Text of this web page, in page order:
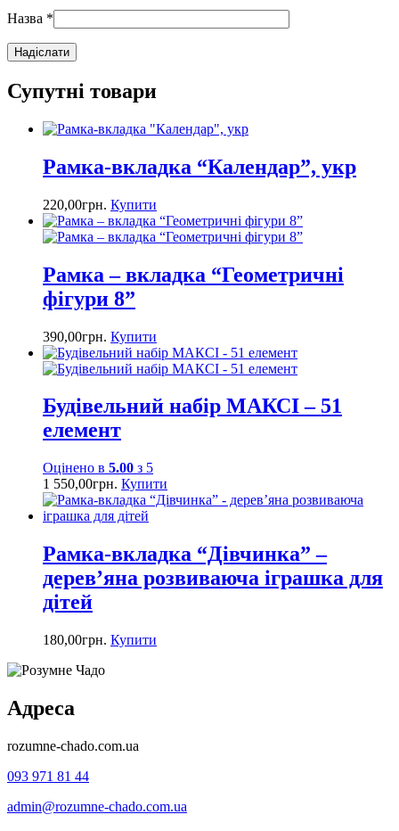
Назва *
Супутні товари
Рамка-вкладка “Календар”, укр
220,00грн. Купити
Рамка – вкладка “Геометричні
фігури 8”
390,00грн. Купити
Будівельний набір МАКСІ – 51
елемент
Оцінено в 5.00 з 5
1 550,00грн. Купити
Рамка-вкладка “Дівчинка” –
дерев’яна розвиваюча іграшка для
дітей
180,00грн. Купити
Адреса
rozumne-chado.com.ua
093 971 81 44
admin@rozumne-chado.com.ua